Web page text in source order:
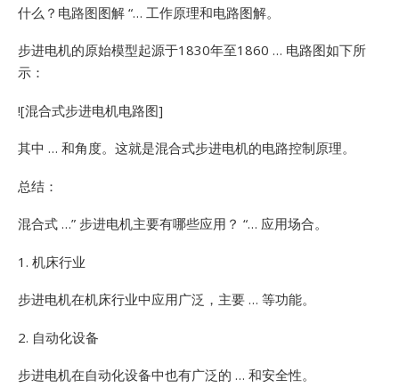
什么？电路图图解 “… 工作原理和电路图解。
步进电机的原始模型起源于1830年至1860 … 电路图如下所
示：
![混合式步进电机电路图]
其中 … 和角度。这就是混合式步进电机的电路控制原理。
总结：
混合式 …” 步进电机主要有哪些应用？ “… 应用场合。
1. 机床行业
步进电机在机床行业中应用广泛，主要 … 等功能。
2. 自动化设备
步进电机在自动化设备中也有广泛的 … 和安全性。